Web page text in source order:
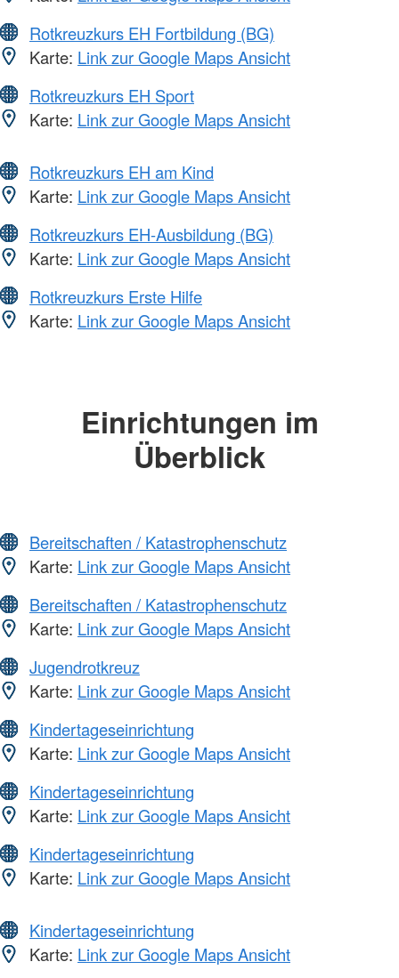
Rotkreuzkurs EH Fortbildung (BG)
Karte: Link zur Google Maps Ansicht
Rotkreuzkurs EH Sport
Karte: Link zur Google Maps Ansicht
Rotkreuzkurs EH am Kind
Karte: Link zur Google Maps Ansicht
Rotkreuzkurs EH-Ausbildung (BG)
Karte: Link zur Google Maps Ansicht
Rotkreuzkurs Erste Hilfe
Karte: Link zur Google Maps Ansicht
Einrichtungen im
Überblick
Bereitschaften / Katastrophenschutz
Karte: Link zur Google Maps Ansicht
Bereitschaften / Katastrophenschutz
Karte: Link zur Google Maps Ansicht
Jugendrotkreuz
Karte: Link zur Google Maps Ansicht
Kindertageseinrichtung
Karte: Link zur Google Maps Ansicht
Kindertageseinrichtung
Karte: Link zur Google Maps Ansicht
Kindertageseinrichtung
Karte: Link zur Google Maps Ansicht
Kindertageseinrichtung
Karte: Link zur Google Maps Ansicht